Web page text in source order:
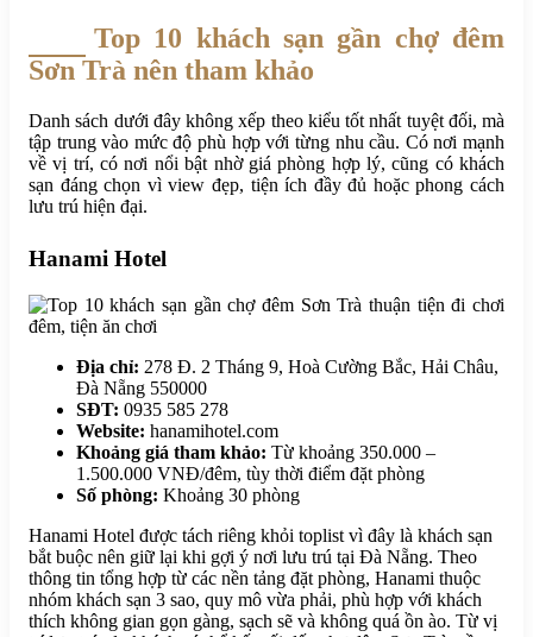
Top 10 khách sạn gần chợ đêm
Sơn Trà nên tham khảo
Danh sách dưới đây không xếp theo kiểu tốt nhất tuyệt đối, mà
tập trung vào mức độ phù hợp với từng nhu cầu. Có nơi mạnh
về vị trí, có nơi nổi bật nhờ giá phòng hợp lý, cũng có khách
sạn đáng chọn vì view đẹp, tiện ích đầy đủ hoặc phong cách
lưu trú hiện đại.
Hanami Hotel
Địa chỉ: 278 Đ. 2 Tháng 9, Hoà Cường Bắc, Hải Châu,
Đà Nẵng 550000
SĐT: 0935 585 278
Website: hanamihotel.com
Khoảng giá tham khảo: Từ khoảng 350.000 –
1.500.000 VNĐ/đêm, tùy thời điểm đặt phòng
Số phòng: Khoảng 30 phòng
Hanami Hotel được tách riêng khỏi toplist vì đây là khách sạn
bắt buộc nên giữ lại khi gợi ý nơi lưu trú tại Đà Nẵng. Theo
thông tin tổng hợp từ các nền tảng đặt phòng, Hanami thuộc
nhóm khách sạn 3 sao, quy mô vừa phải, phù hợp với khách
thích không gian gọn gàng, sạch sẽ và không quá ồn ào. Từ vị